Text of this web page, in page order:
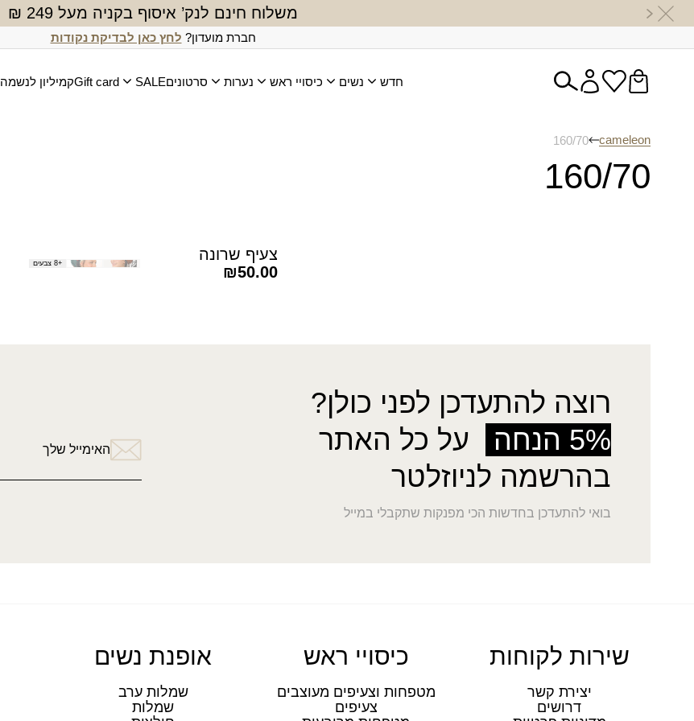
משלוח חינם לנק’ איסוף בקניה מעל 249 ₪
חברת מועדון? לחץ כאן לבדיקת נקודות
חדש נשים כיסויי ראש נערות סרטוניםSALE
Gift cardקמיליון לנשמה
cameleon
160/70
160/70
צעיף שרונה
₪50.00 +8 צבעים
רוצה להתעדכן לפני כולן?
5% הנחה
על כל האתר
בהרשמה לניוזלטר
בואי להתעדכן בחדשות הכי מפנקות שתקבלי במייל
האימייל שלך
שירות לקוחות
יצירת קשר
דרושים
כיסויי ראש
מטפחות וצעיפים מעוצבים
צעיפים
אופנת נשים
שמלות ערב
שמלות